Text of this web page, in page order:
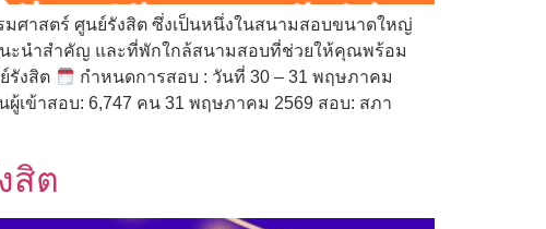
ศาสตร์ ศูนย์รังสิต ซึ่งเป็นหนึ่งในสนามสอบขนาดใหญ่
นะนำสำคัญ และที่พักใกล้สนามสอบที่ช่วยให้คุณพร้อม
รังสิต
กำหนดการสอบ : วันที่ 30 – 31 พฤษภาคม
ผู้เข้าสอบ: 6,747 คน 31 พฤษภาคม 2569 สอบ: สภา
สิต